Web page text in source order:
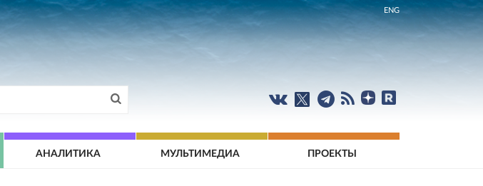
ENG
АНАЛИТИКА МУЛЬТИМЕДИА ПРОЕКТЫ